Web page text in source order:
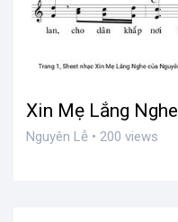
Xin Mẹ Lắng Nghe
Nguyên Lễ • 200 views